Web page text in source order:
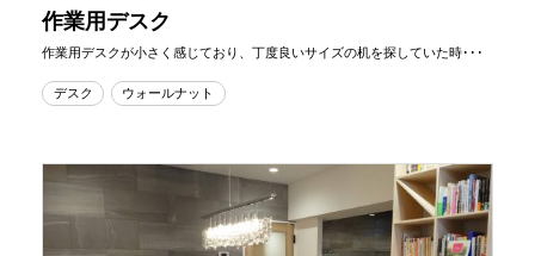
作業用デスク
作業用デスクが小さく感じており、丁度良いサイズの机を探していた時･･･
デスク ウォールナット